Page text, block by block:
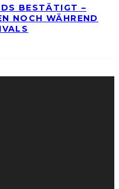
BESTÄTIGT –
NOCH WÄHREND